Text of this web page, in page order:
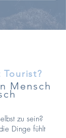
Mensch
zu sein?
Dinge fühlt